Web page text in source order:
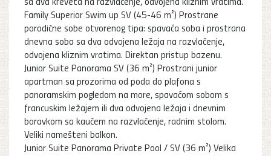
Family Superior Swim up SV (45-46 m²) Prostrane
porodične sobe otvorenog tipa: spavaća soba i prostrana
dnevna soba sa dva odvojena ležaja na razvlačenje,
odvojena kliznim vratima. Direktan pristup bazenu.
Junior Suite Panorama SV (36 m²) Prostrani junior
apartman sa prozorima od poda do plafona s
panoramskim pogledom na more, spavaćom sobom s
francuskim ležajem ili dva odvojena ležaja i dnevnim
boravkom sa kaučem na razvlačenje, radnim stolom.
Veliki namešteni balkon.
Junior Suite Panorama Private Pool / SV (36 m²) Velika